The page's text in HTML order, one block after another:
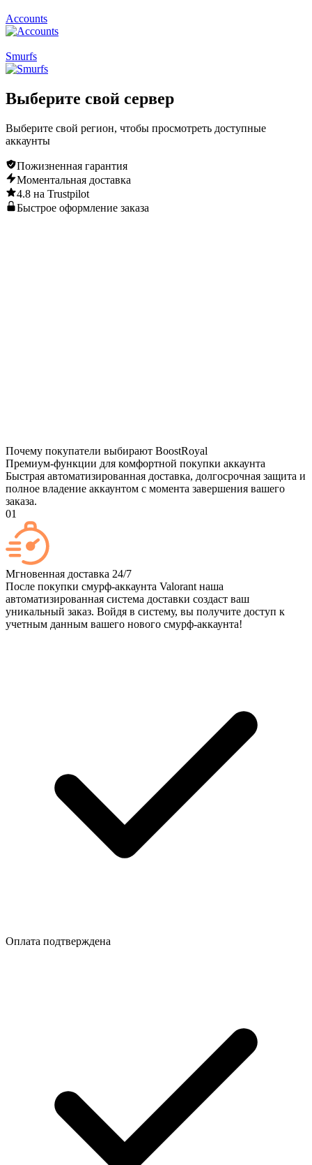
Accounts
Smurfs
Выберите свой сервер
Выберите свой регион, чтобы просмотреть доступные
аккаунты
Пожизненная гарантия
Моментальная доставка
4.8 на Trustpilot
Быстрое оформление заказа
Почему покупатели выбирают BoostRoyal
Премиум-функции для комфортной покупки аккаунта
Быстрая автоматизированная доставка, долгосрочная защита и
полное владение аккаунтом с момента завершения вашего
заказа.
01
Мгновенная доставка 24/7
После покупки смурф-аккаунта Valorant наша
автоматизированная система доставки создаст ваш
уникальный заказ. Войдя в систему, вы получите доступ к
учетным данным вашего нового смурф-аккаунта!
Оплата подтверждена